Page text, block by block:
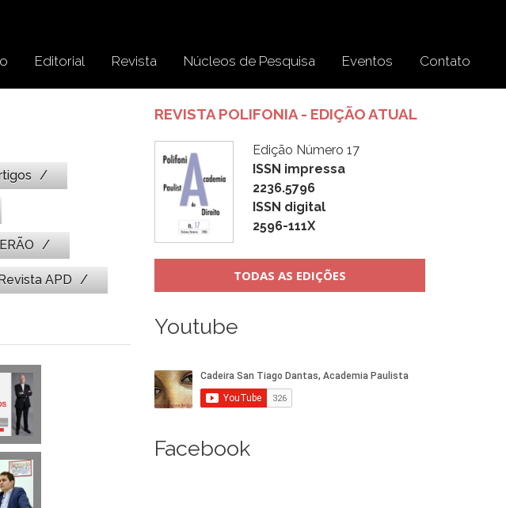
Editorial Revista Núcleos de Pesquisa Eventos Contato
APD
REVISTA POLIFONIA - EDIÇÃO ATUAL
Edição Número 17
ISSN impressa
2236.5796
ISSN digital
2596-111X
TODAS AS EDIÇÕES
Youtube
Facebook